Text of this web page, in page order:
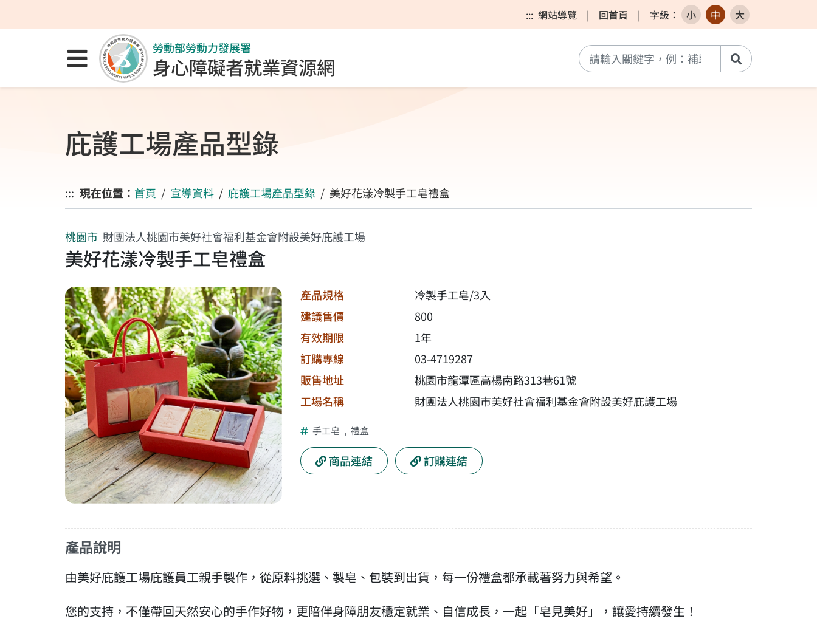
::: 網站導覽 | 回首頁 | 字級 ： 小 中 大
點選開啟選單
勞動部勞動力發展署
身心障礙者就業資源網 搜尋
庇護工場產品型錄
::: 現在位置： 首頁 宣導資料 庇護工場產品型錄 美好花漾冷製手工皂禮盒
桃園市 財團法人桃園市美好社會福利基金會附設美好庇護工場
美好花漾冷製手工皂禮盒
產品規格
冷製手工皂/3入
建議售價
800
有效期限
1年
訂購專線
03-4719287
販售地址
桃園市龍潭區高楊南路313巷61號
工場名稱
財團法人桃園市美好社會福利基金會附設美好庇護工場
手工皂 , 禮盒
商品連結 訂購連結
產品說明
由美好庇護工場庇護員工親手製作，從原料挑選、製皂、包裝到出貨，每一份禮盒都承載著努力與希望。
您的支持，不僅帶回天然安心的手作好物，更陪伴身障朋友穩定就業、自信成長，一起「皂見美好」，讓愛持續發生！